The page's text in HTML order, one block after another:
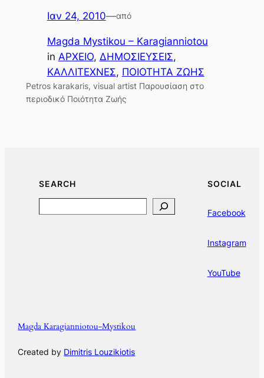
Ιαν 24, 2010—από
Magda Mystikou – Karagianniotou
in ΑΡΧΕΙΟ, ΔΗΜΟΣΙΕΥΣΕΙΣ
ΚΑΛΛΙΤΕΧΝΕΣ, ΠΟΙΟΤΗΤΑ ΖΩΗΣ
Petros karakaris, visual artist Παρουσίαση στο
περιοδικό Ποιότητα Ζωής
SEARCH SOCIAL
Facebook
Instagram
YouTube
Magda Karagianniotou-Mystikou
Created by Dimitris Louzikiotis